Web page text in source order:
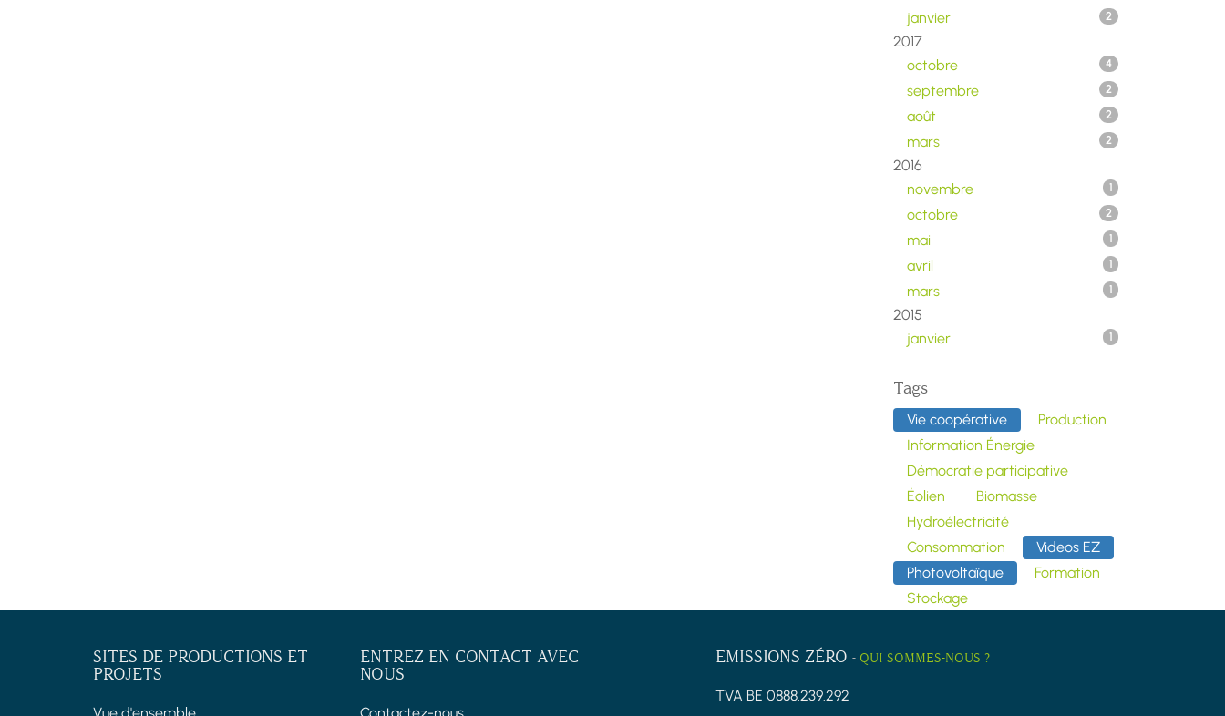
janvier 2
2017
octobre
4
septembre 2
août 2
mars 2
2016
novembre
1
octobre 2
mai 1
avril 1
mars 1
2015
janvier
1
Tags
Vie coopérative
Production
Information Énergie
Démocratie participative
Éolien
Biomasse
Hydroélectricité
Consommation
Videos EZ
Photovoltaïque
Formation
Stockage
SITES DE PRODUCTIONS ET
PROJETS
ENTREZ EN CONTACT AVEC
NOUS
EMISSIONS ZÉRO - QUI SOMMES-NOUS ?
TVA BE 0888.239.292